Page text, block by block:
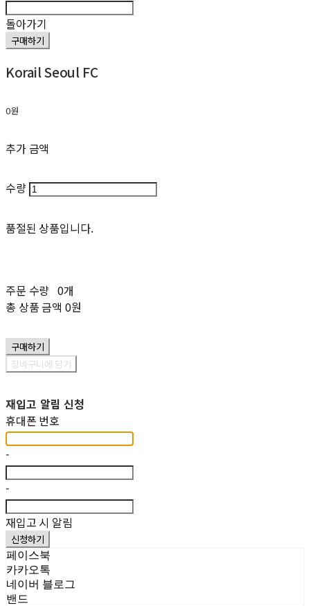
돌아가기
구매하기
Korail Seoul FC
0원
추가 금액
수량
품절된 상품입니다.
주문 수량 0개
총 상품 금액 0원
구매하기
장바구니에 담기
재입고 알림 신청
휴대폰 번호
-
-
재입고 시 알림
신청하기
페이스북
카카오톡
네이버 블로그
밴드